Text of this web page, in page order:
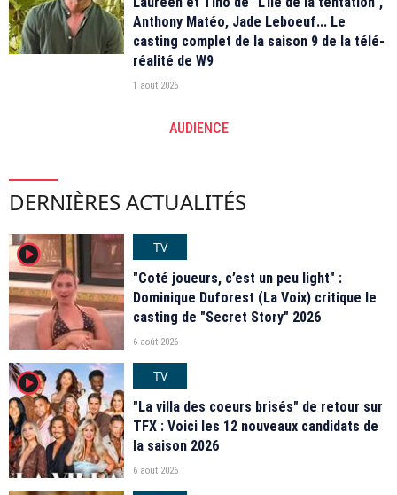
Anthony Matéo, Jade Leboeuf... Le
casting complet de la saison 9 de la télé-
réalité de W9
1 août 2026
AUDIENCE
DERNIÈRES ACTUALITÉS
player2
TV
"Coté joueurs, c’est un peu light" :
Dominique Duforest (La Voix) critique le
casting de "Secret Story" 2026
6 août 2026
player2
TV
"La villa des coeurs brisés" de retour sur
TFX : Voici les 12 nouveaux candidats de
la saison 2026
6 août 2026